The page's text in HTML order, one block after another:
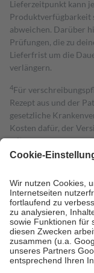
Lieferzeitpunkt kann
Produktverfügbarkeit
abweichen. Darüber
Prüfungen, die zu
Lieferfrist um die
verlängern.
4Für
Rezept aus und der
gesetzliche
Kosten dafür, der
mit.
Grundsätzlich leisten
höchstens zehn Euro.
Kosten der Leistung
Diese Regeln gelten
Bei Heilmitteln und
Zuzahlung zehn
Verordnung.
Um das Engagement
stärken und die